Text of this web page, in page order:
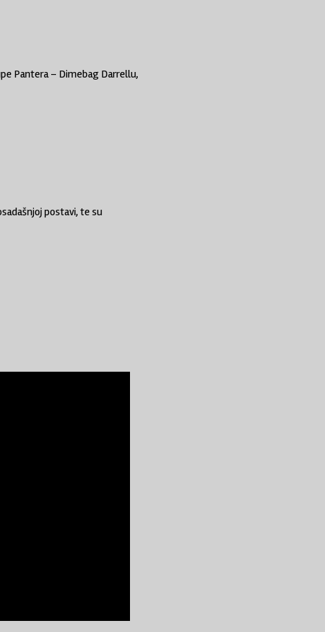
Pantera – Dimebag Darrellu,
postavi, te su